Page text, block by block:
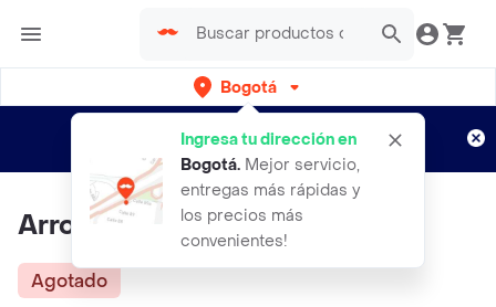
Bogotá
Ingresa tu dirección en
Bogotá. Mejor servicio,
entregas más rápidas y
los precios más
convenientes!
envíos gratis por semanas
Aplican TyC
Arroz Blanco Exito
Agotado